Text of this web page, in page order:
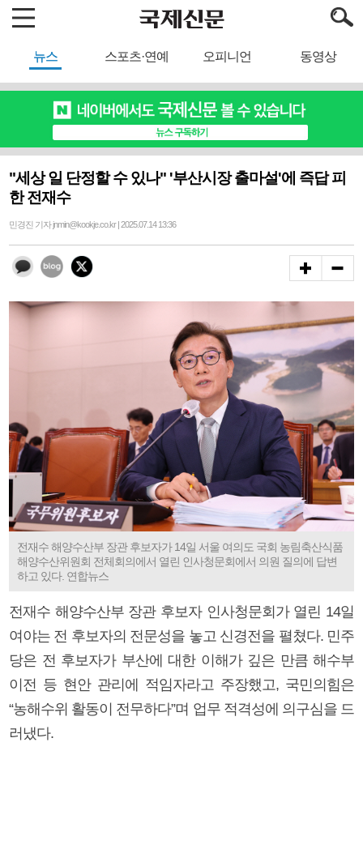
뉴스 스포츠·연예 오피니언 동영상
"세상 일 단정할 수 있나" '부산시장 출마설'에 즉답 피
한 전재수
민경진 기자 jnmin@kookje.co.kr | 2025.07.14 13:36
전재수 해양수산부 장관 후보자가 14일 서울 여의도 국회 농림축산식품
해양수산위원회 전체회의에서 열린 인사청문회에서 의원 질의에 답변
하고 있다. 연합뉴스
전재수 해양수산부 장관 후보자 인사청문회가 열린 14일
여야는 전 후보자의 전문성을 놓고 신경전을 펼쳤다. 민주
당은 전 후보자가 부산에 대한 이해가 깊은 만큼 해수부
이전 등 현안 관리에 적임자라고 주장했고, 국민의힘은
“농해수위 활동이 전무하다”며 업무 적격성에 의구심을 드
러냈다.